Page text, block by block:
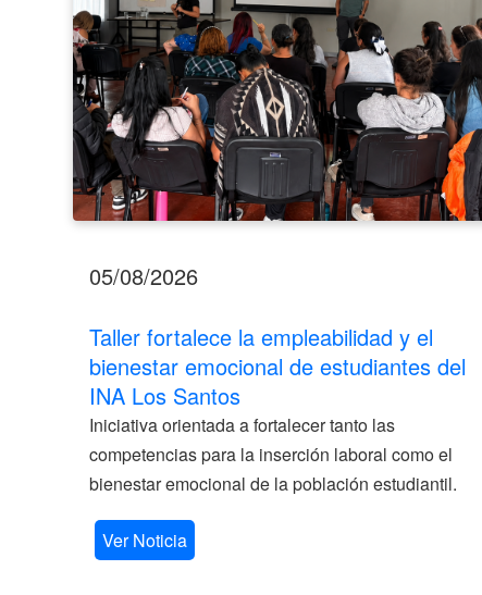
de
estudiantes
del
INA
Los
Santos
05/08/2026
Taller fortalece la empleabilidad y el
bienestar emocional de estudiantes del
INA Los Santos
Iniciativa orientada a fortalecer tanto las
competencias para la inserción laboral como el
bienestar emocional de la población estudiantil.
Ver Noticia